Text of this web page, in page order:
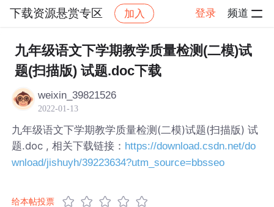
下载资源悬赏专区 加入 登录 频道
社区 下载资源悬赏专区 帖子详情
九年级语文下学期教学质量检测(二模)试
题(扫描版) 试题.doc下载
weixin_39821526
2022-01-13
九年级语文下学期教学质量检测(二模)试题(扫描版) 试
题.doc , 相关下载链接： https://download.csdn.net/do
wnload/jishuyh/39223634?utm_source=bbsseo
给本帖投票